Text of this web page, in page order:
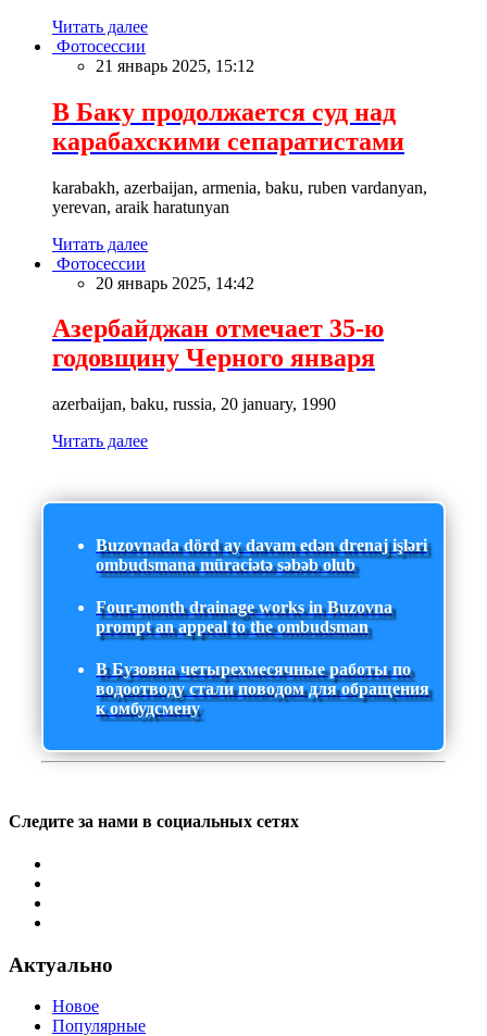
Читать далее
Фотосессии
21 январь 2025, 15:12
В Баку продолжается суд над
карабахскими сепаратистами
karabakh, azerbaijan, armenia, baku, ruben vardanyan,
yerevan, araik haratunyan
Читать далее
Фотосессии
20 январь 2025, 14:42
Азербайджан отмечает 35-ю
годовщину Черного января
azerbaijan, baku, russia, 20 january, 1990
Читать далее
Buzovnada dörd ay davam edən drenaj işləri
ombudsmana müraciətə səbəb olub
Four-month drainage works in Buzovna
prompt an appeal to the ombudsman
В Бузовна четырехмесячные работы по
водоотводу стали поводом для обращения
к омбудсмену
Следите за нами в социальных сетях
Актуально
Новое
Популярные